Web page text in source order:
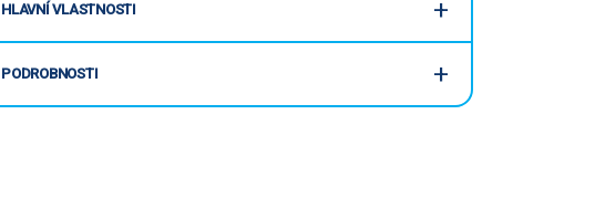
HLAVNÍ VLASTNOSTI
PODROBNOSTI